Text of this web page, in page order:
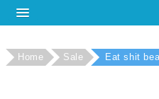
Home Sale Eat shit